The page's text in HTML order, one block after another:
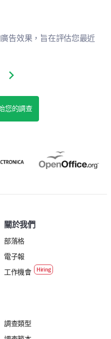
告效果，旨在評估您最近
slide
Next slide
您的調查
關於我們
部落格
電子報
工作機會
調查類型